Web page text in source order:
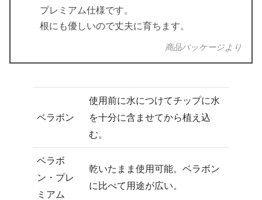
プレミアム仕様です。
根にも優しいので丈夫に育ちます。
商品パッケージより
ベラボン
使用前に水につけてチップに水
を十分に含ませてから植え込
む。
ベラボ
ン・プレ
ミアム
乾いたまま使用可能。ベラボン
に比べて用途が広い。